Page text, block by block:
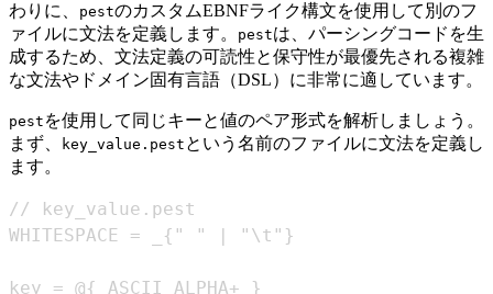
わりに、
pestのカスタムEBNFライク構文を使用して別のフ
ァイルに文法を定義します。
pestは、パーシングコードを生
成するため、文法定義の可読性と保守性が最優先される複雑
な文法やドメイン固有言語（DSL）に非常に適しています。
pest を使用して同じキーと値のペア形式を解析しましょう。
まず、
key_value.pest という名前のファイルに文法を定義し
ます。